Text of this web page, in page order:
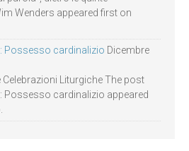
Wenders appeared first on
Possesso cardinalizio Dicembre
Celebrazioni Liturgiche The post
Possesso cardinalizio appeared